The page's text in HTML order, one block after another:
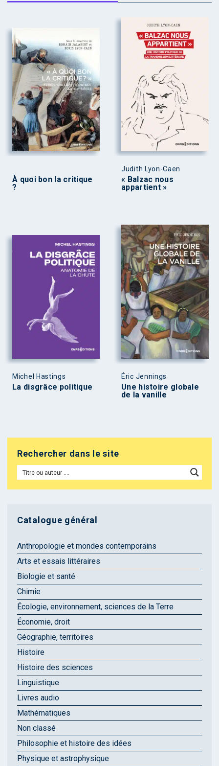
À quoi bon la critique
?
Judith Lyon-Caen
« Balzac nous
appartient »
Michel Hastings
La disgrâce politique
Éric Jennings
Une histoire globale
de la vanille
Rechercher dans le site
Catalogue général
Anthropologie et mondes contemporains
Arts et essais littéraires
Biologie et santé
Chimie
Écologie, environnement, sciences de la Terre
Économie, droit
Géographie, territoires
Histoire
Histoire des sciences
Linguistique
Livres audio
Mathématiques
Non classé
Philosophie et histoire des idées
Physique et astrophysique